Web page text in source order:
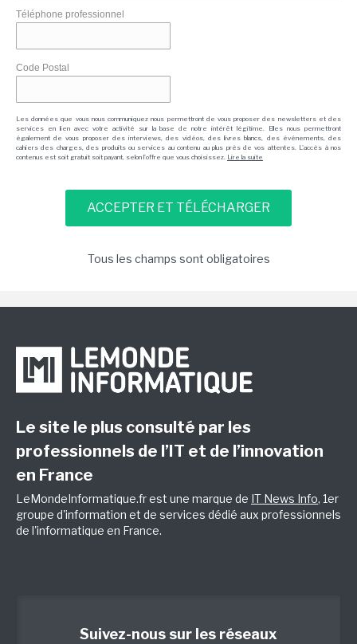
Téléphone professionnel
Code Postal
Les données que vous nous communiquez nous permettront de vous proposer des newsletters et des
services en lien avec votre activité sur la base de notre intérêt légitime. Elles nous permettront
également de vous proposer des interviews, des vidéos, des livres blancs, des événements, des
cahiers des charges, des produits ou services au contenu au plus près de vos attentes. L'accès à nos
contenus est soit gratuit soit payant, selon l'offre que vous choisissez. Lire la suite
Tous les champs sont obligatoires
Le site le plus consulté par les
professionnels de l’IT et de l’innovation
en France
LeMondeInformatique.fr est une marque de IT News Info, 1er
groupe d'information et de services dédié aux professionnels
de l'informatique en France.
Suivez-nous sur les réseaux